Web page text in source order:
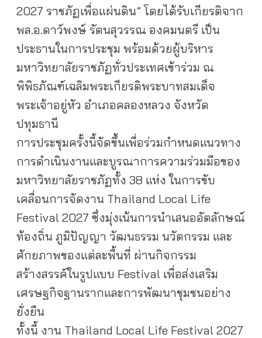
2027 ราชภัฏเพื่อแผ่นดิน” โดยได้รับเกียรติจาก
พล.อ.ดาว์พงษ์ รัตนสุวรรณ องคมนตรี เป็น
ประธานในการประชุม พร้อมด้วยผู้บริหาร
มหาวิทยาลัยราชภัฏทั่วประเทศเข้าร่วม ณ
พิพิธภัณฑ์เฉลิมพระเกียรติพระบาทสมเด็จ
พระเจ้าอยู่หัว อำเภอคลองหลวง จังหวัด
ปทุมธานี
การประชุมครั้งนี้จัดขึ้นเพื่อร่วมกำหนดแนวทาง
การดำเนินงานและบูรณาการความร่วมมือของ
มหาวิทยาลัยราชภัฏทั้ง 38 แห่ง ในการขับ
เคลื่อนการจัดงาน Thailand Local Life
Festival 2027 ซึ่งมุ่งเน้นการนำเสนออัตลักษณ์
ท้องถิ่น ภูมิปัญญา วัฒนธรรม นวัตกรรม และ
ศักยภาพของแต่ละพื้นที่ ผ่านกิจกรรม
สร้างสรรค์ในรูปแบบ Festival เพื่อส่งเสริม
เศรษฐกิจฐานรากและการพัฒนาชุมชนอย่าง
ยั่งยืน
ทั้งนี้ งาน Thailand Local Life Festival 2027